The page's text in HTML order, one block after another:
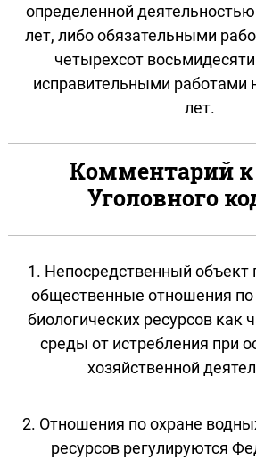
определенной
лет, либо обязательными
четырехсот
исправительными работами
лет.
Комментарий к
Уголовного
1. Непосредственный объект
общественные отношения
биологических ресурсов как
среды от истребления при
хозяйственной
2. Отношения по охране
ресурсов регулируются